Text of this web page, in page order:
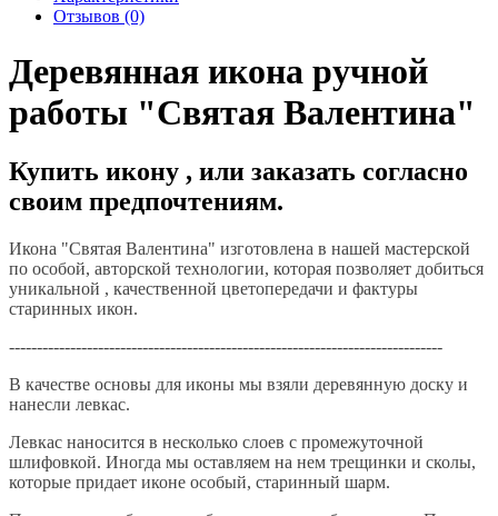
Отзывов (0)
Деревянная икона ручной
работы "Святая Валентина"
Купить икону , или заказать согласно
своим предпочтениям.
Икона "Святая Валентина" изготовлена в нашей мастерской
по особой, авторской технологии, которая позволяет добиться
уникальной , качественной цветопередачи и фактуры
старинных икон.
------------------------------------------------------------------------------
В качестве основы для иконы мы взяли деревянную доску и
нанесли левкас.
Левкас наносится в несколько слоев с промежуточной
шлифовкой. Иногда мы оставляем на нем трещинки и сколы,
которые придает иконе особый, старинный шарм.